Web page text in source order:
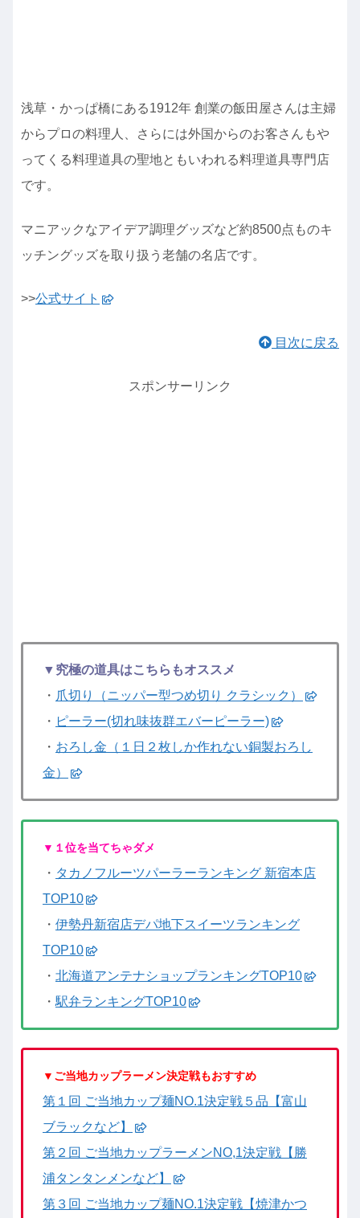
浅草・かっぱ橋にある1912年 創業の飯田屋さんは主婦
からプロの料理人、さらには外国からのお客さんもや
ってくる料理道具の聖地ともいわれる料理道具専門店
です。
マニアックなアイデア調理グッズなど約8500点ものキ
ッチングッズを取り扱う老舗の名店です。
>>公式サイト
目次に戻る
スポンサーリンク
▼究極の道具はこちらもオススメ
・ 爪切り（ニッパー型つめ切り クラシック）
・ ピーラー(切れ味抜群エバーピーラー)
・ おろし金（１日２枚しか作れない銅製おろし
金）
▼１位を当てちゃダメ
・ タカノフルーツパーラーランキング 新宿本店
TOP10
・ 伊勢丹新宿店デパ地下スイーツランキング
TOP10
・ 北海道アンテナショップランキングTOP10
・ 駅弁ランキングTOP10
▼ご当地カップラーメン決定戦もおすすめ
第１回 ご当地カップ麺NO.1決定戦５品【富山
ブラックなど】
第２回 ご当地カップラーメンNO,1決定戦【勝
浦タンタンメンなど】
第３回 ご当地カップ麺NO.1決定戦【焼津かつ